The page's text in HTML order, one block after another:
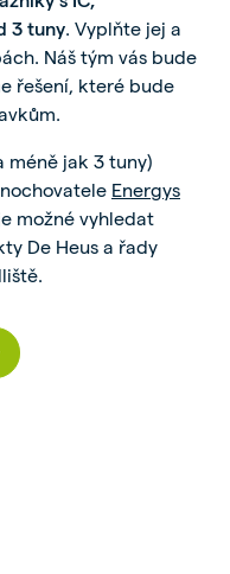
3 tuny. Vyplňte jej a
Náš tým vás bude
řešení, které bude
méně jak 3 tuny)
Energys
možné vyhledat
De Heus a řady